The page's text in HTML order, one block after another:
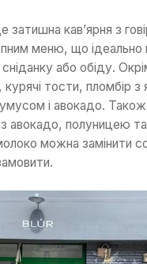
затишна кав’ярня з
меню, що ідеально
або обіду.
тости, пломбір з
і авокадо.
з авокадо, полуницею
можна замінити